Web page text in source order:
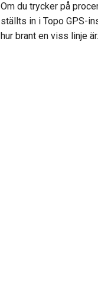
Om du trycker på
ställts in i Topo GPS-
hur brant en viss linje är.